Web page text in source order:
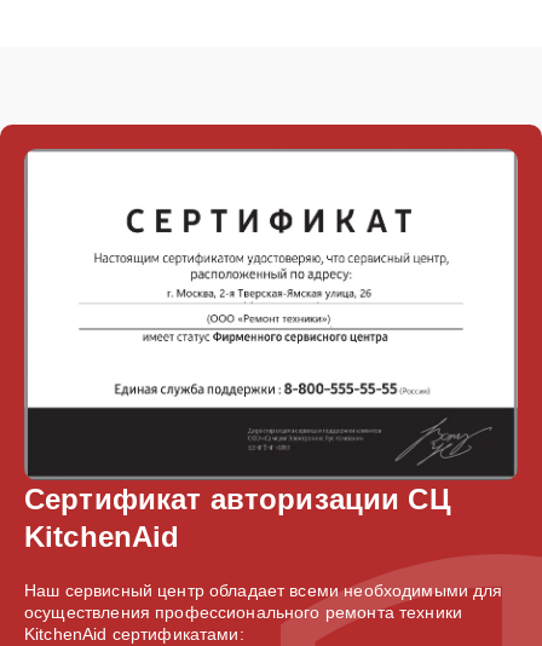
Сертификат авторизации СЦ
KitchenAid
Наш сервисный центр обладает всеми необходимыми для
осуществления профессионального ремонта техники
KitchenAid сертификатами: